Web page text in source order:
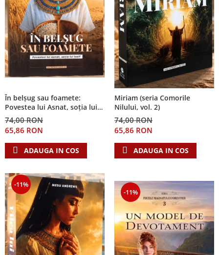
În belșug sau foamete:
Povestea lui Asnat, soția lui
Iosif (Seria Cronicile Egiptului,
vol. 2)
74,00 RON
65,86 RON
ADAUGA IN COS
Miriam (seria Comorile
Nilului, vol. 2)
74,00 RON
65,86 RON
ADAUGA IN COS
-11%
-11%